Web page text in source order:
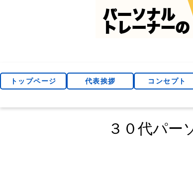
トップページ 代表挨拶 コンセプト
３０代パー